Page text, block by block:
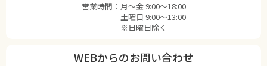
営業時間： 月〜金 9:00〜18:00
土曜日 9:00〜13:00
※日曜日除く
WEBからのお問い合わせ